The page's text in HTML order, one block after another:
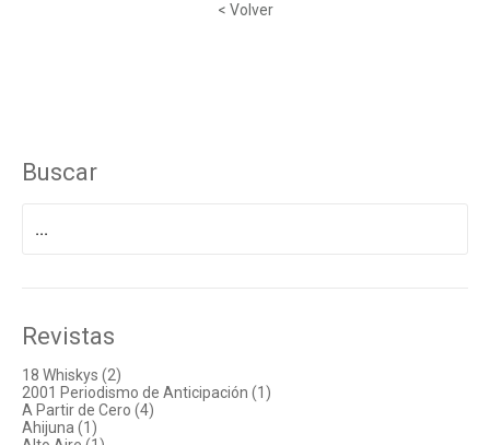
< Volver
Buscar
Revistas
18 Whiskys (2)
2001 Periodismo de Anticipación (1)
A Partir de Cero (4)
Ahijuna (1)